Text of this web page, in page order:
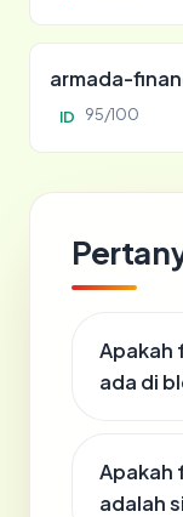
armada-
ID 95/100
Apakah
ada di
Apakah
adalah